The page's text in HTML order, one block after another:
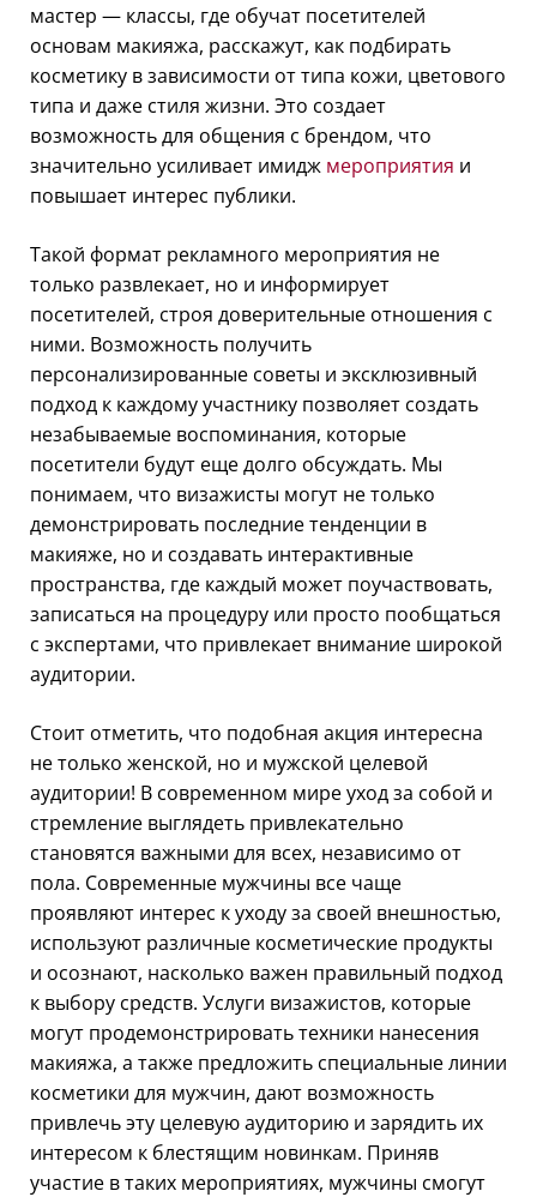
мастер — классы, где обучат посетителей
основам макияжа, расскажут, как подбирать
косметику в зависимости от типа кожи, цветового
типа и даже стиля жизни. Это создает
возможность для общения с брендом, что
значительно усиливает имидж мероприятия и
повышает интерес публики.
Такой формат рекламного мероприятия не
только развлекает, но и информирует
посетителей, строя доверительные отношения с
ними. Возможность получить
персонализированные советы и эксклюзивный
подход к каждому участнику позволяет создать
незабываемые воспоминания, которые
посетители будут еще долго обсуждать. Мы
понимаем, что визажисты могут не только
демонстрировать последние тенденции в
макияже, но и создавать интерактивные
пространства, где каждый может поучаствовать,
записаться на процедуру или просто пообщаться
с экспертами, что привлекает внимание широкой
аудитории.
Стоит отметить, что подобная акция интересна
не только женской, но и мужской целевой
аудитории! В современном мире уход за собой и
стремление выглядеть привлекательно
становятся важными для всех, независимо от
пола. Современные мужчины все чаще
проявляют интерес к уходу за своей внешностью,
используют различные косметические продукты
и осознают, насколько важен правильный подход
к выбору средств. Услуги визажистов, которые
могут продемонстрировать техники нанесения
макияжа, а также предложить специальные линии
косметики для мужчин, дают возможность
привлечь эту целевую аудиторию и зарядить их
интересом к блестящим новинкам. Приняв
участие в таких мероприятиях, мужчины смогут